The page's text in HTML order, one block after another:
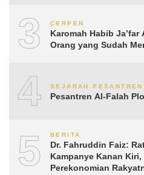
3 CERPEN
Karomah Habib
Orang yang Sudah
4 SEJARAH PESANTREN
Pesantren Al-Falah
5 BERITA
Dr. Fahruddin Faiz:
Kampanye Kanan
Perekonomian